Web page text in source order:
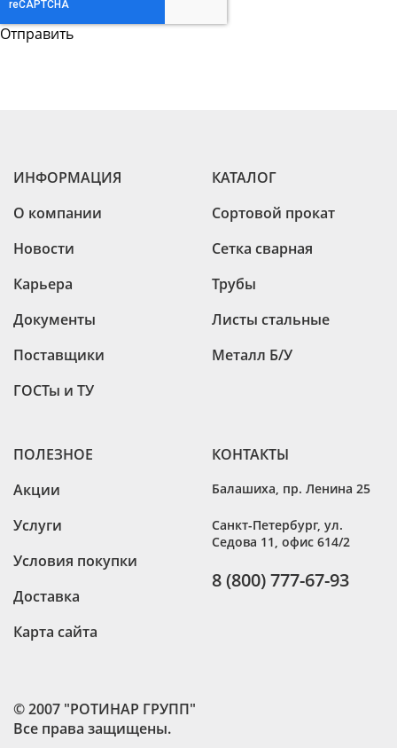
© 2007 "РОТИНАР ГРУПП"
Все права защищены.
ИНФОРМАЦИЯ
О компании
Новости
Карьера
Документы
Поставщики
ГОСТы и ТУ
КАТАЛОГ
Сортовой прокат
Сетка сварная
Трубы
Листы стальные
Металл Б/У
ПОЛЕЗНОЕ
Акции
Услуги
Условия покупки
Доставка
Карта сайта
КОНТАКТЫ
Балашиха пр. Ленина 25
Санкт-Петербург, ул.
Седова 11, офис 614/2
8 (800) 777-67-93